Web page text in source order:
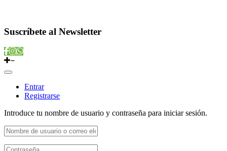
Suscríbete al Newsletter
Entrar
Registrarse
Introduce tu nombre de usuario y contraseña para iniciar sesión.